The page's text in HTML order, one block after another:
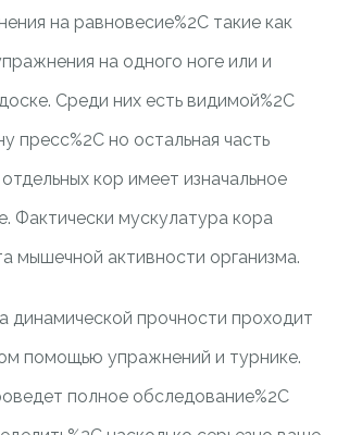
на равновесие%2C такие как
на одного ноге или и
Среди них есть видимой%2C
пресс%2C но остальная часть
кор имеет изначальное
Фактически мускулатура кора
мышечной активности организма.
динамической прочности проходит
помощью упражнений и турнике.
полное обследование%2C